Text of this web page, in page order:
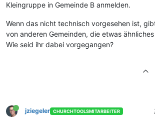
Kleingruppe in Gemeinde B anmelden.
Wenn das nicht technisch vorgesehen ist,
von anderen Gemeinden, die etwas
Wie seid ihr dabei vorgegangen?
jziegeler CHURCHTOOLSMITARBEITER